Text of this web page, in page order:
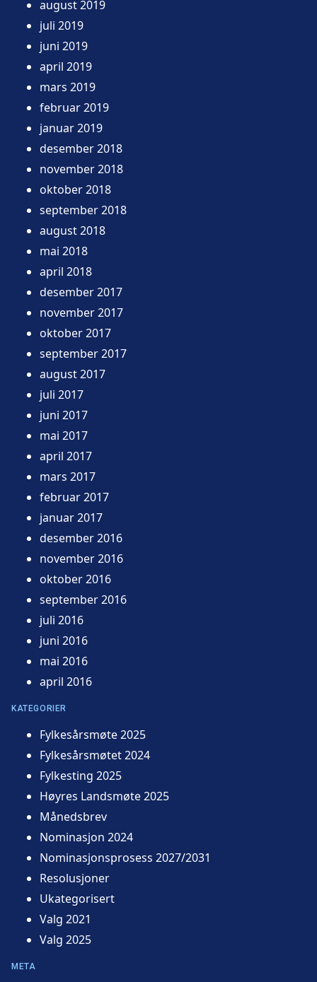
august 2019
juli 2019
juni 2019
april 2019
mars 2019
februar 2019
januar 2019
desember 2018
november 2018
oktober 2018
september 2018
august 2018
mai 2018
april 2018
desember 2017
november 2017
oktober 2017
september 2017
august 2017
juli 2017
juni 2017
mai 2017
april 2017
mars 2017
februar 2017
januar 2017
desember 2016
november 2016
oktober 2016
september 2016
juli 2016
juni 2016
mai 2016
april 2016
KATEGORIER
Fylkesårsmøte 2025
Fylkesårsmøtet 2024
Fylkesting 2025
Høyres Landsmøte 2025
Månedsbrev
Nominasjon 2024
Nominasjonsprosess 2027/2031
Resolusjoner
Ukategorisert
Valg 2021
Valg 2025
META